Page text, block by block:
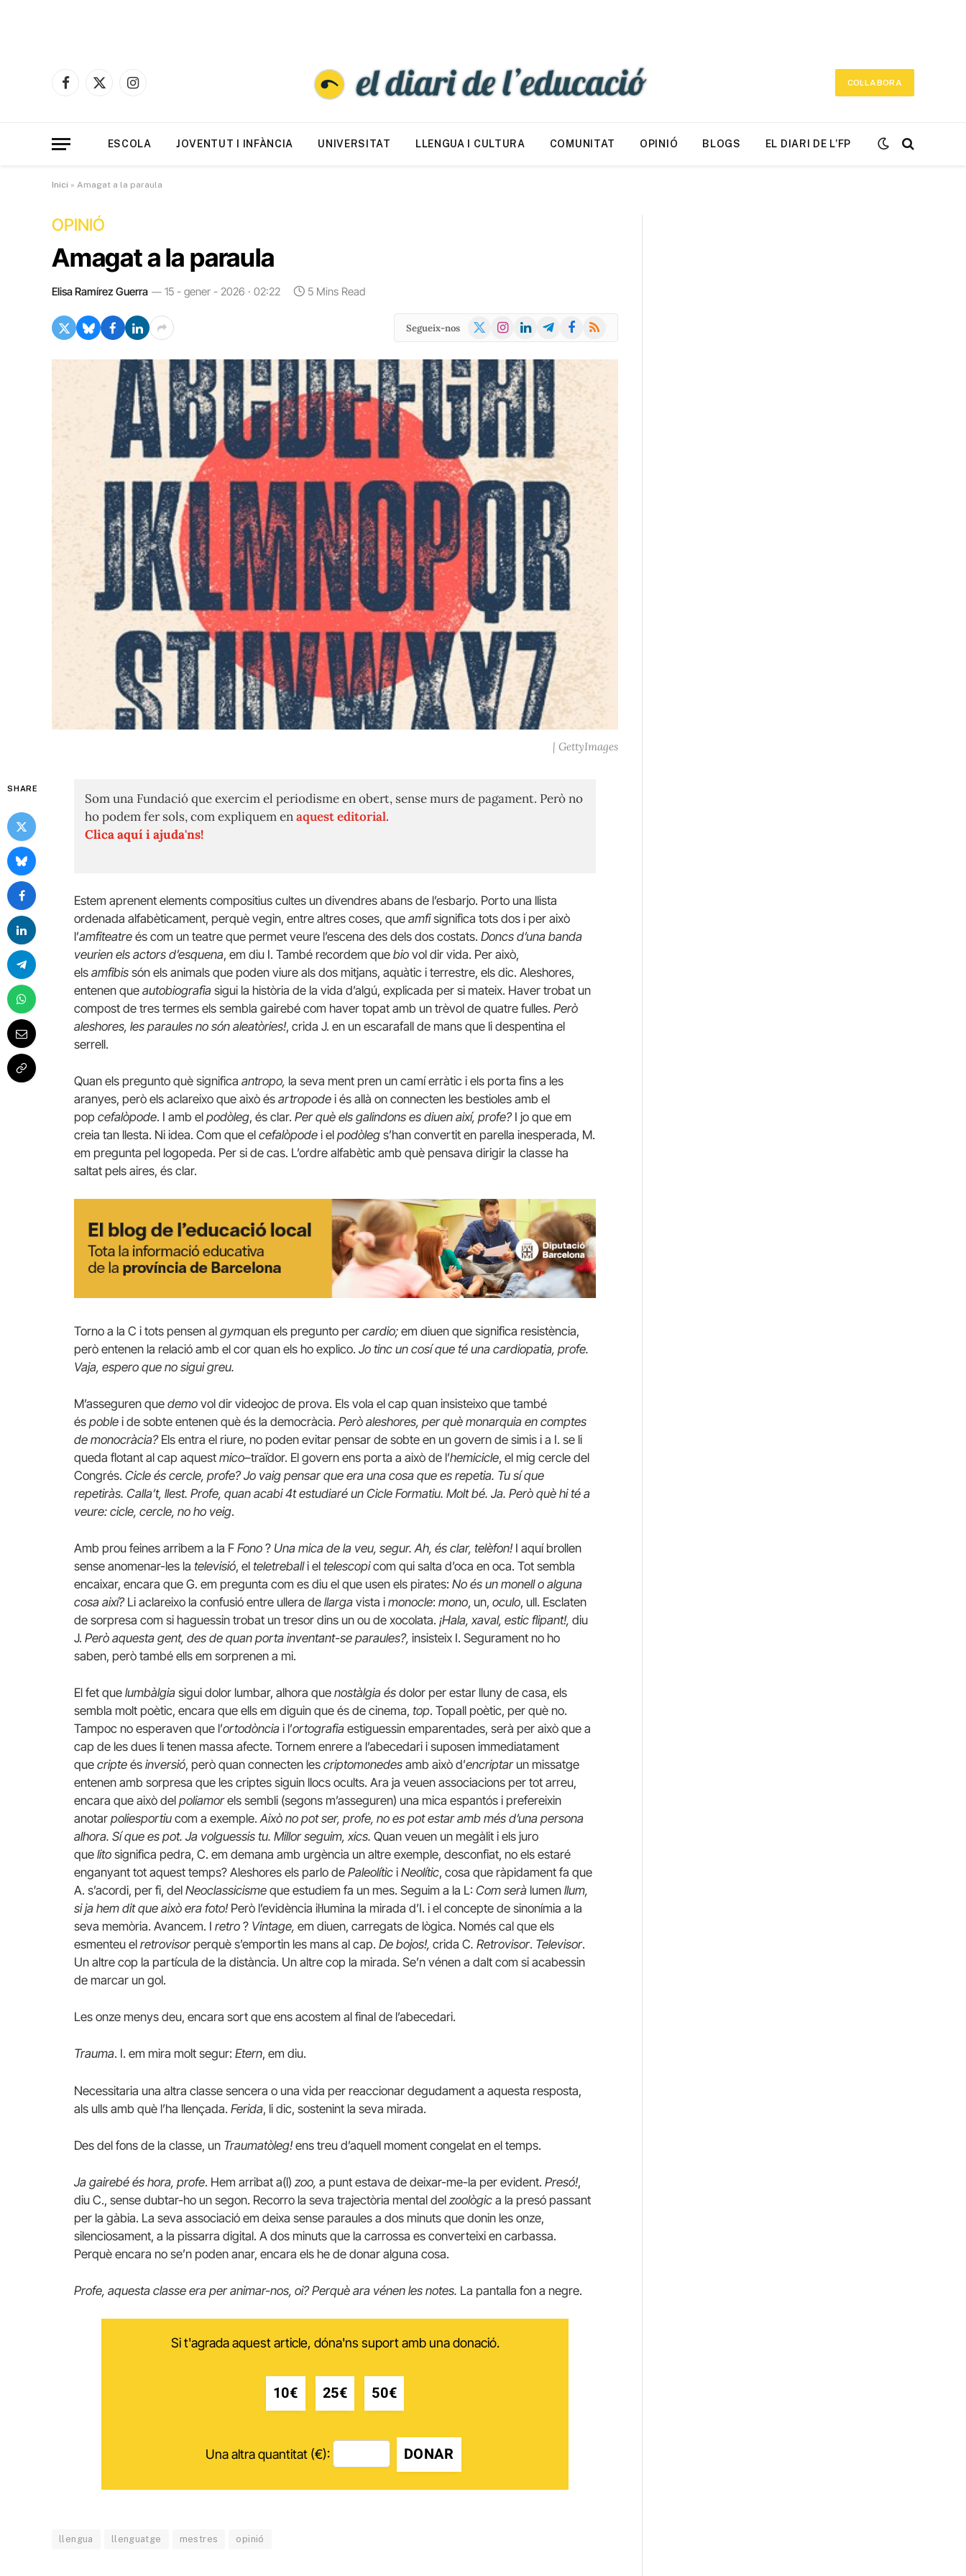
Facebook
X
Instagram
COL·LABORA
ESCOLA JOVENTUT I INFÀNCIA UNIVERSITAT LLENGUA I CULTURA COMUNITAT OPINIÓ BLOGS EL DIARI DE L’FP
Inici » Amagat a la paraula
OPINIÓ
Amagat a la paraula
Elisa Ramírez Guerra 15 - gener - 2026 · 02:22 5 Mins Read
Segueix-nos
X
Instagram
LinkedInTelegramFacebook
RSS
| GettyImages
SHARE
Som una Fundació que exercim el periodisme en obert, sense murs de pagament. Però no
ho podem fer sols, com expliquem enaquest editorial.
Clica aquí i ajuda'ns!
Estem aprenent elements compositius cultes un divendres abans de l’esbarjo. Porto una llista
ordenada alfabèticament, perquè vegin, entre altres coses, que amfisignifica tots dos i per això
l’amfiteatre és com un teatre que permet veure l’escena des dels dos costats. Doncs d’una banda
veurien els actors d’esquena, em diu I. També recordem que bio vol dir vida. Per això,
els amfibis són els animals que poden viure als dos mitjans, aquàtic i terrestre, els dic. Aleshores,
entenen que autobiografia sigui la història de la vida d’algú, explicada per si mateix. Haver trobat un
compost de tres termes els sembla gairebé com haver topat amb un trèvol de quatre fulles. Però
aleshores, les paraules no són aleatòries!, crida J. en un escarafall de mans que li despentina el
serrell.
Quan els pregunto què significa antropo, la seva ment pren un camí erràtic i els porta fins a les
aranyes, però els aclareixo que això és artropode i és allà on connecten les bestioles amb el
pop cefalòpode. I amb el podòleg, és clar. Per què els galindons es diuen així, profe?I jo que em
creia tan llesta. Ni idea. Com que el cefalòpode i el podòleg s’han convertit en parella inesperada, M.
em pregunta pel logopeda. Per si de cas. L’ordre alfabètic amb què pensava dirigir la classe ha
saltat pels aires, és clar.
Torno a la C i tots pensen al gymquan els pregunto per cardio; em diuen que significa resistència,
però entenen la relació amb el cor quan els ho explico. Jo tinc un cosí que té una cardiopatia, profe.
Vaja, espero que no sigui greu.
M’asseguren que demo vol dir videojoc de prova. Els vola el cap quan insisteixo que també
és poble i de sobte entenen què és la democràcia. Però aleshores, per què monarquia en comptes
de monocràcia?Els entra el riure, no poden evitar pensar de sobte en un govern de simis i a I. se li
queda flotant al cap aquest mico–traïdor. El govern ens porta a això de l’hemicicle, el mig cercle del
Congrés. Cicle és cercle, profe? Jo vaig pensar que era una cosa que es repetia. Tu sí que
repetiràs. Calla’t, llest. Profe, quan acabi 4t estudiaré un Cicle Formatiu. Molt bé. Ja. Però què hi té a
veure: cicle, cercle, no ho veig.
Amb prou feines arribem a la F Fono ? Una mica de la veu, segur. Ah, és clar, telèfon! I aquí brollen
sense anomenar-les la televisió, el teletreballi el telescopicom qui salta d’oca en oca. Tot sembla
encaixar, encara que G. em pregunta com es diu el que usen els pirates: No és un monell o alguna
cosa així?Li aclareixo la confusió entre ullera de llarga vista i monocle: mono, un, oculo, ull. Esclaten
de sorpresa com si haguessin trobat un tresor dins un ou de xocolata. ¡Hala, xaval, estic flipant!, diu
J. Però aquesta gent, des de quan porta inventant-se paraules?, insisteix I. Segurament no ho
saben, però també ells em sorprenen a mi.
El fet que lumbàlgia sigui dolor lumbar, alhora que nostàlgia és dolor per estar lluny de casa, els
sembla molt poètic, encara que ells em diguin que és de cinema, top. Topall poètic, per què no.
Tampoc no esperaven que l’ortodòncia i l’ortografia estiguessin emparentades, serà per això que a
cap de les dues li tenen massa afecte. Tornem enrere a l’abecedari i suposen immediatament
que cripte és inversió, però quan connecten les criptomonedes amb això d’encriptarun missatge
entenen amb sorpresa que les criptes siguin llocs ocults. Ara ja veuen associacions per tot arreu,
encara que això del poliamorels sembli (segons m’asseguren) una mica espantós i prefereixin
anotar poliesportiu com a exemple.Això no pot ser, profe, no es pot estar amb més d’una persona
alhora. Sí que es pot. Ja volguessis tu. Millor seguim, xics. Quan veuen un megàlit i els juro
que lito significa pedra, C. em demana amb urgència un altre exemple, desconfiat, no els estaré
enganyant tot aquest temps? Aleshores els parlo de Paleolític i Neolític, cosa que ràpidament fa que
A. s’acordi, per fi, del Neoclassicisme que estudiem fa un mes. Seguim a la L: Com serà lumen llum,
si ja hem dit que això era foto! Però l’evidència il·lumina la mirada d’I. i el concepte de sinonímia a la
seva memòria. Avancem. I retro ? Vintage, em diuen, carregats de lògica. Només cal que els
esmenteu el retrovisorperquè s’emportin les mans al cap. De bojos!, crida C. Retrovisor. Televisor.
Un altre cop la partícula de la distància. Un altre cop la mirada. Se’n vénen a dalt com si acabessin
de marcar un gol.
Les onze menys deu, encara sort que ens acostem al final de l’abecedari.
Trauma. I. em mira molt segur: Etern, em diu.
Necessitaria una altra classe sencera o una vida per reaccionar degudament a aquesta resposta,
als ulls amb què l’ha llençada. Ferida, li dic, sostenint la seva mirada.
Des del fons de la classe, un Traumatòleg! ens treu d’aquell moment congelat en el temps.
Ja gairebé és hora, profe. Hem arribat a(l) zoo, a punt estava de deixar-me-la per evident. Presó!,
diu C., sense dubtar-ho un segon. Recorro la seva trajectòria mental del zoològic a la presó passant
per la gàbia. La seva associació em deixa sense paraules a dos minuts que donin les onze,
silenciosament, a la pissarra digital. A dos minuts que la carrossa es converteixi en carbassa.
Perquè encara no se’n poden anar, encara els he de donar alguna cosa.
Profe, aquesta classe era per animar-nos, oi? Perquè ara vénen les notes. La pantalla fon a negre.
Si t'agrada aquest article, dóna'ns suport amb una donació.
10€ 25€ 50€
Una altra quantitat (€): DONAR
llengua llenguatge mestres opinió